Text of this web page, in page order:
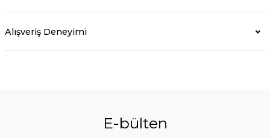
Alışveriş Deneyimi
E-bülten